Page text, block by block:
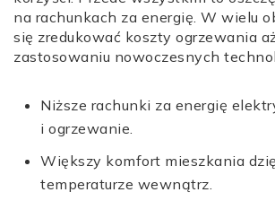
na rachunkach za energię. W wielu
się zredukować koszty ogrzewania
zastosowaniu nowoczesnych
Niższe rachunki za energię
i ogrzewanie.
Większy komfort mieszkania
temperaturze wewnątrz.